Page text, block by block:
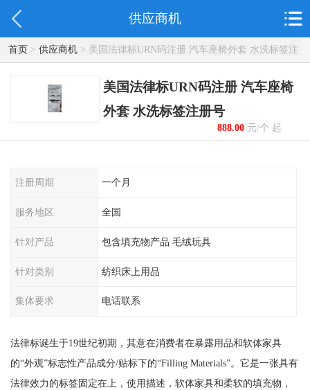
供应商机
首页> 供应商机> 美国法律标URN码注册 汽车座椅外套 水洗标签注
册号
美国法律标URN码注册 汽车座椅
外套 水洗标签注册号
888.00元/个 起
注册周期 一个月
服务地区 全国
针对产品 包含填充物产品 毛绒玩具
针对类别 纺织床上用品
集体要求 电话联系
法律标诞生于19世纪初期，其意在消费者在暴露用品和软体家具
的“外观”标志性产品成分/贴标下的“Filling Materials”。它是一张具有
法律效力的标签固定在上，使用描述，软体家具和柔软的填充物，